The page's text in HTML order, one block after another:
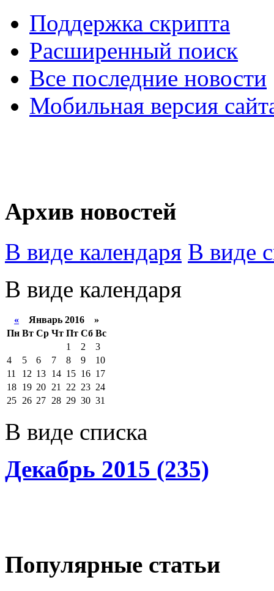
Поддержка скрипта
Расширенный поиск
Все последние новости
Мобильная версия
Архив новостей
В виде календаря В виде
В виде календаря
« Январь 2016 »
Пн Вт Ср Чт Пт Сб Вс
1
2
3
4
5 6 7 8 9
10
11
12 13 14 15 16 17
18 19 20 21 22 23 24
25 26 27 28 29 30 31
В виде списка
Декабрь 2015 (235)
Популярные статьи